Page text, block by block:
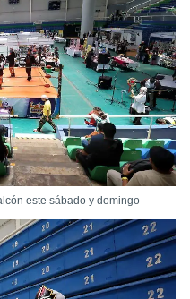
este sábado y domingo -